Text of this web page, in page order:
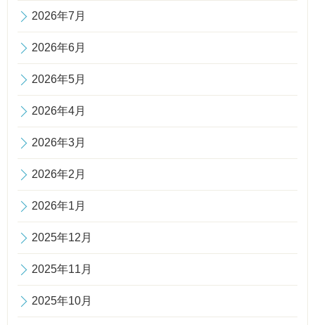
2026年7月
2026年6月
2026年5月
2026年4月
2026年3月
2026年2月
2026年1月
2025年12月
2025年11月
2025年10月